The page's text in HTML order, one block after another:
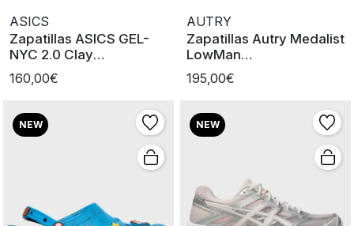
ASICS
Zapatillas ASICS GEL-
NYC 2.0 Clay
Grey/Cement grey
160,00€
AUTRY
Zapatillas Autry Medalist
LowMan
BLUEDEP/VAPOR
195,00€
NEW NEW